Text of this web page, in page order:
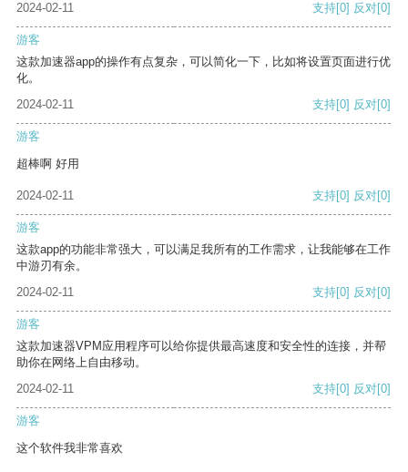
2024-02-11 支持[0] 反对[0]
游客
这款加速器app的操作有点复杂，可以简化一下，比如将设置页面进行优
化。
2024-02-11
支持[0] 反对[0]
游客
超棒啊 好用
2024-02-11 支持[0] 反对[0]
游客
这款app的功能非常强大，可以满足我所有的工作需求，让我能够在工作
中游刃有余。
2024-02-11
支持[0] 反对[0]
游客
这款加速器VPM应用程序可以给你提供最高速度和安全性的连接，并帮
助你在网络上自由移动。
2024-02-11
支持[0] 反对[0]
游客
这个软件我非常喜欢